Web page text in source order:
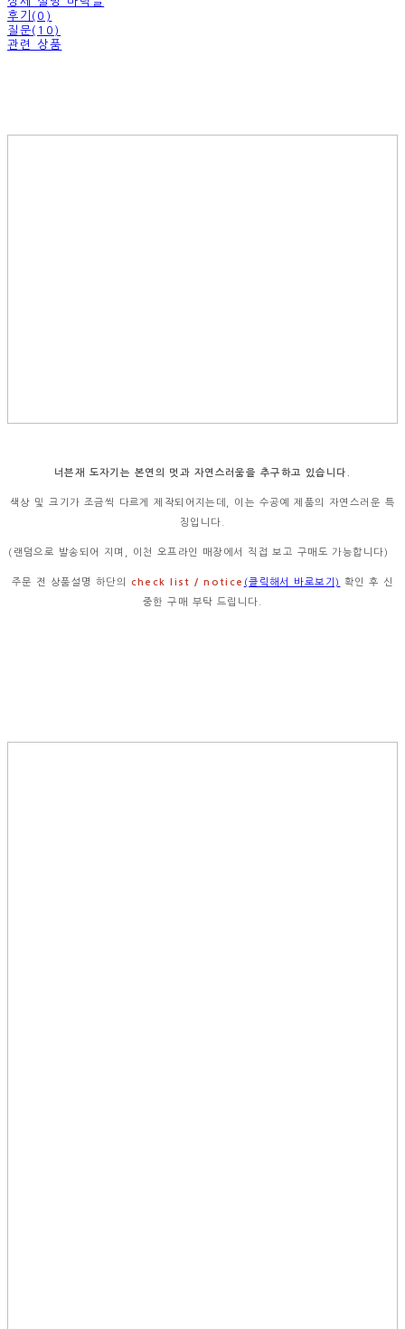
후기(0)
질문(10)
관련 상품
너븐재 도자기는 본연의 멋과 자연스러움을 추구하고 있습니다.
색상 및 크기가 조금씩 다르게 제작되어지는데, 이는 수공예 제품의 자연스러운 특
징입니다.
(랜덤으로 발송되어 지며, 이천 오프라인 매장에서 직접 보고 구매도 가능합니다)
주문 전 상품설명 하단의 check list / notice (클릭해서 바로보기)
확인 후 신
중한 구매 부탁 드립니다.